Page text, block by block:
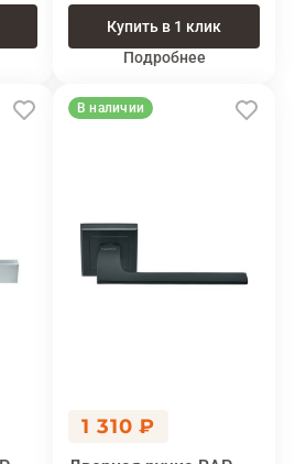
Купить в 1 клик
Подробнее
В наличии
1 310 ₽